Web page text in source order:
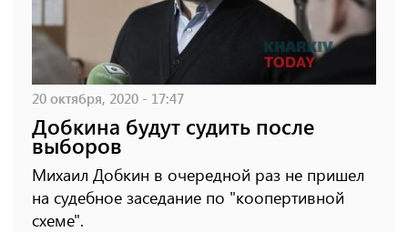
20 октября, 2020 - 17:47
Добкина будут судить после
выборов
Михаил Добкин в очередной раз не пришел
на судебное заседание по "коопертивной
схеме".